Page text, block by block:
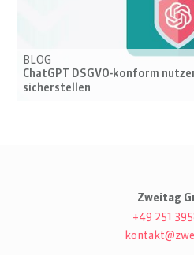
BLOG
ChatGPT DSGVO-konform
sicherstellen
Zweitag
+49 251